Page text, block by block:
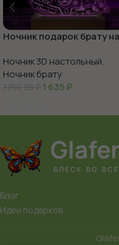
Ночник подарок брату на
Ночник 3D настольный,
Ночник брату
1750,00₽ 1 635₽
Блог
Идеи подарков